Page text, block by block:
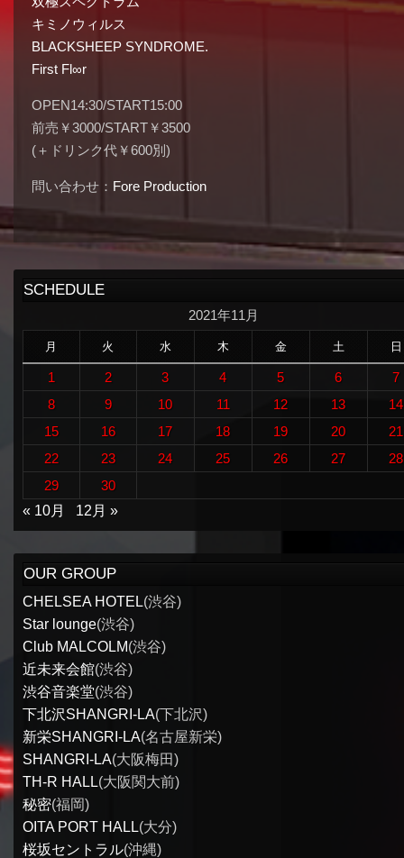
キミノウィルス
BLACKSHEEP SYNDROME.
First Fl∞r
OPEN14:30/START15:00
前売￥3000/START￥3500
(＋ドリンク代￥600別)
問い合わせ： Fore Production
SCHEDULE
2021年11月
月 火 水 木 金 土 日
1 2 3 4 5 6
7
8
9 10 11 12 13
14
15
16 17 18 19 20
21
22
23 24 25 26 27
28
29
30
« 10月
12月 »
OUR GROUP
CHELSEA HOTEL(渋谷)
Star lounge(渋谷)
Club MALCOLM(渋谷)
近未来会館(渋谷)
渋谷音楽堂(渋谷)
下北沢SHANGRI-LA(下北沢)
新栄SHANGRI-LA(名古屋新栄)
SHANGRI-LA(大阪梅田)
TH-R HALL(大阪関大前)
秘密(福岡)
OITA PORT HALL(大分)
桜坂セントラル(沖縄)